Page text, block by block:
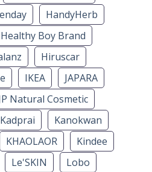
HandyHerb
Healthy Boy Brand
Hiruscar
IKEA
JAPARA
Natural Cosmetic
Kadprai
Kanokwan
KHAOLAOR
Kindee
Le'SKIN
Lobo